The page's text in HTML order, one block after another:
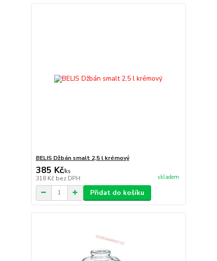
BELIS Džbán smalt 2,5 l krémový
385 Kč/ks
318 Kč bez DPH skladem
Přidat do košíku